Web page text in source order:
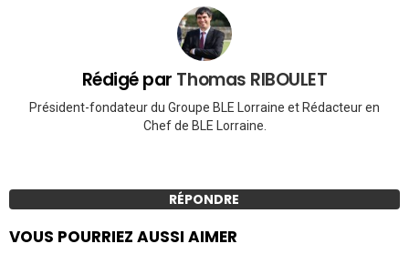
Rédigé par Thomas RIBOULET
Président-fondateur du Groupe BLE Lorraine et Rédacteur en
Chef de BLE Lorraine.
RÉPONDRE
VOUS POURRIEZ AUSSI AIMER